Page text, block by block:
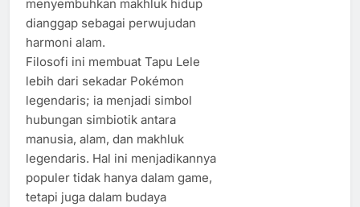
menyembuhkan makhluk hidup
dianggap sebagai perwujudan
harmoni alam.
Filosofi ini membuat Tapu Lele
lebih dari sekadar Pokémon
legendaris; ia menjadi simbol
hubungan simbiotik antara
manusia, alam, dan makhluk
legendaris. Hal ini menjadikannya
populer tidak hanya dalam game,
tetapi juga dalam budaya